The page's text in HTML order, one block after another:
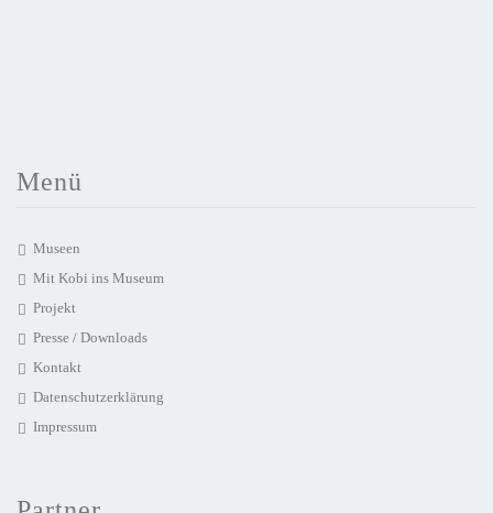
Menü
Museen
Mit Kobi ins Museum
Projekt
Presse / Downloads
Kontakt
Datenschutzerklärung
Impressum